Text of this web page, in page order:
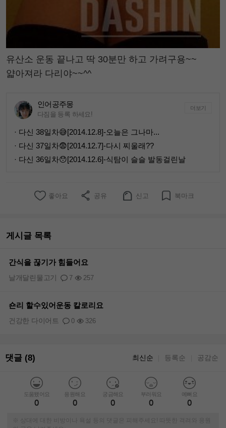
유산소 운동 끝나고 딱 30분만 하고 가려구용~~
얇아져라 다리야~~^^
인어공주몽
다짐을 등록 하세요!
더보기
· 다신 38일차😅[2014.12.8]-오늘은 그나마...
· 다신 37일차😨[2014.12.7]-다시 찌울래??
· 다신 36일차😯[2014.12.6]-식탐이 슬슬 발동걸린날
좋아요 공유 신고 북마크
게시글 목록
간식을 끊기가 힘들어요
7 257
날개달린물고기
숀리 할수있어운동 칼로리요
0 326
건강한 다이어트
댓글 (8) 최신순 등록순 공감순
도움됐어요
0
응원해요
0
궁금해요
0
부러워요
0
예뻐요
0
※ 상대에 대한 비방이나 욕설 등의 댓글은 피해주세요! 따뜻한 격려와 응원